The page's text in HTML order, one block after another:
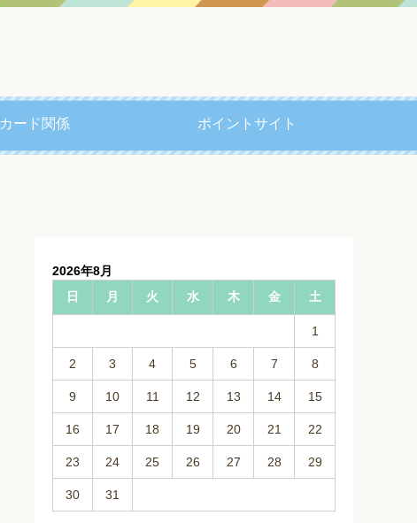
カード関係 ポイントサイト
2026年8月
日
月 火 水 木 金 土
1
2 3 4 5 6 7 8
9 10 11 12 13 14 15
16 17 18 19 20 21 22
23 24 25 26 27 28 29
30 31